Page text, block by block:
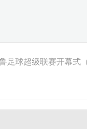
足球超级联赛开幕式